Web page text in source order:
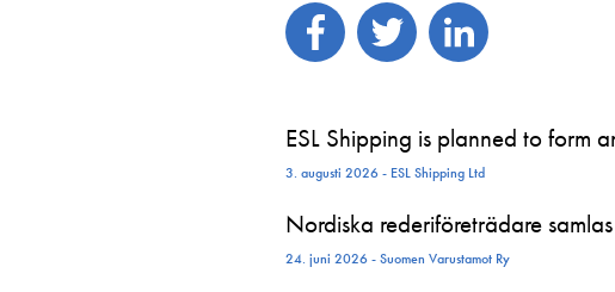
ESL Shipping is planned to form
3. augusti 2026 - ESL Shipping Ltd
Nordiska rederiföreträdare
24. juni 2026 - Suomen Varustamot Ry